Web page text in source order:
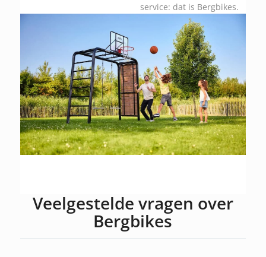
service: dat is Bergbikes.
Veelgestelde vragen over
Bergbikes